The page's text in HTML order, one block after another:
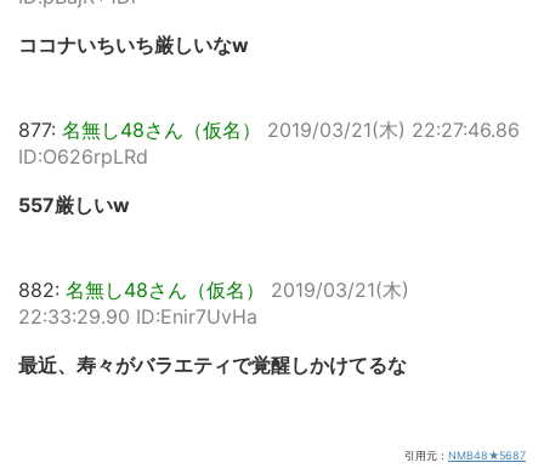
ココナいちいち厳しいなw
877: 名無し48さん（仮名）
2019/03/21(木) 22:27:46.86
ID:O626rpLRd
557厳しいw
882: 名無し48さん（仮名）
2019/03/21(木)
22:33:29.90 ID:Enir7UvHa
最近、寿々がバラエティで覚醒しかけてるな
引用元： NMB48★5687